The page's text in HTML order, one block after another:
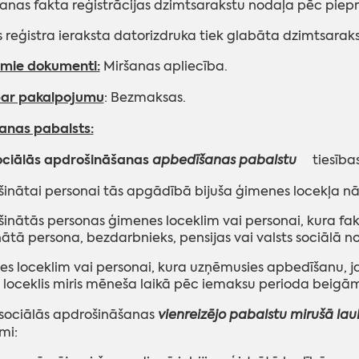
fakta reģistrācijas dzimtsarakstu nodaļa pēc
reģistra ieraksta datorizdruka tiek glabāta
dokumenti:Miršanas apliecība.
pakalpojumu: Bezmaksas.
pabalsts:
apdrošināšanasapbedīšanas pabalstu
personai tās apgādībā bijuša ģimenes locekļa
personas ģimenes loceklim vai personai, kura
persona, bezdarbnieks, pensijas vai valsts sociālā
loceklim vai personai, kura uzņēmusies
miris mēneša laikā pēc iemaksu perioda
apdrošināšanas vienreizējo pabalstu mirušā